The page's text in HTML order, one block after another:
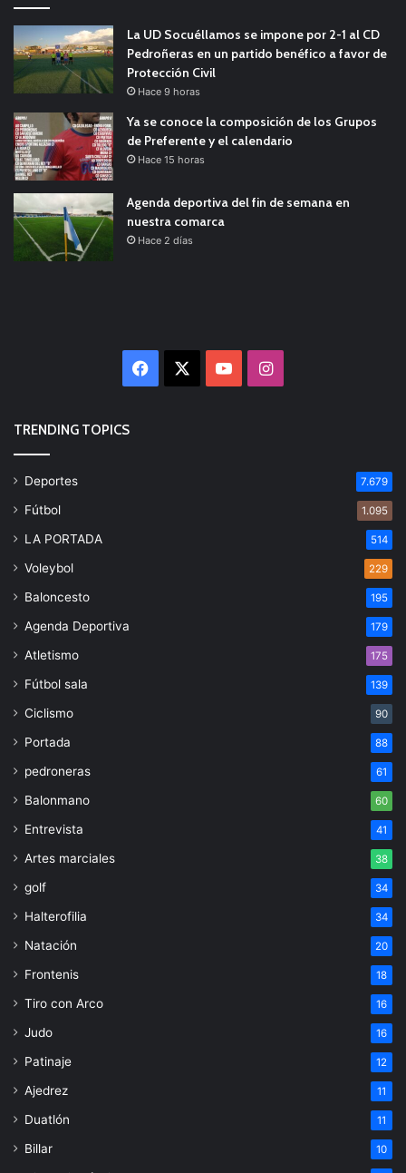
La UD Socuéllamos se impone por 2-1 al CD
Pedroñeras en un partido benéfico a favor de
Protección Civil
Hace 9 horas
Ya se conoce la composición de los Grupos
de Preferente y el calendario
Hace 15 horas
Agenda deportiva del fin de semana en
nuestra comarca
Hace 2 días
Facebook YouTubeInstagram
TRENDING TOPICS
Deportes 7.679
Fútbol 1.095
LA PORTADA 514
Voleybol 229
Baloncesto 195
Agenda Deportiva 179
Atletismo 175
Fútbol sala 139
Ciclismo 90
Portada 88
pedroneras 61
Balonmano 60
Entrevista 41
Artes marciales 38
golf 34
Halterofilia 34
Natación 20
Frontenis 18
Tiro con Arco 16
Judo 16
Patinaje 12
Ajedrez 11
Duatlón 11
Billar 10